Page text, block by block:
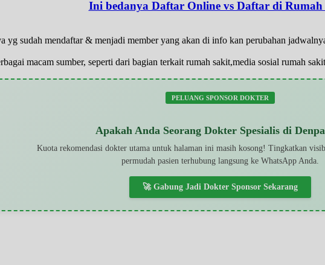
Ini bedanya Daftar Online vs Daftar di Rumah
yg sudah mendaftar & menjadi member yang akan di info kan perubahan
macam sumber, seperti dari bagian terkait rumah sakit,media sosial rumah
PELUANG SPONSOR DOKTER
Apakah Anda Seorang Dokter Spesialis di
Kuota rekomendasi dokter utama untuk halaman ini masih kosong! Tingkatkan
permudah pasien terhubung langsung ke WhatsApp Anda.
🚀 Gabung Jadi Dokter Sponsor Sekarang